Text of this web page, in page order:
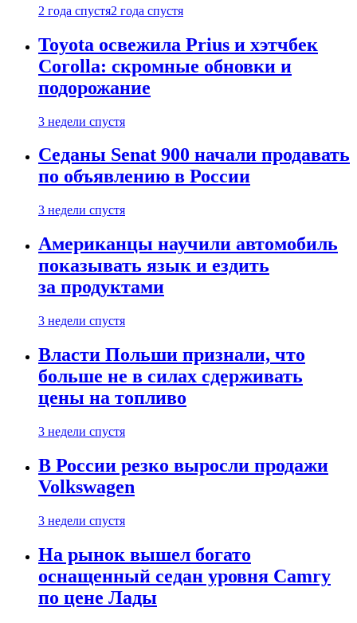
2 года спустя2 года спустя
Toyota освежила Prius и хэтчбек
Corolla: скромные обновки и
подорожание
3 недели спустя
Седаны Senat 900 начали продавать
по объявлению в России
3 недели спустя
Американцы научили автомобиль
показывать язык и ездить
за продуктами
3 недели спустя
Власти Польши признали, что
больше не в силах сдерживать
цены на топливо
3 недели спустя
В России резко выросли продажи
Volkswagen
3 недели спустя
На рынок вышел богато
оснащенный седан уровня Camry
по цене Лады